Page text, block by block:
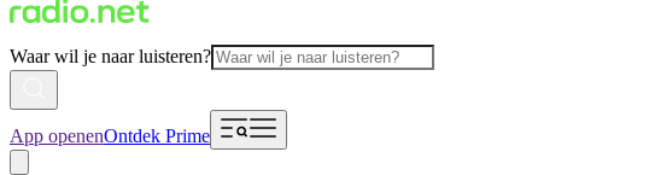
Waar wil je naar luisteren?
App openenOntdek Prime